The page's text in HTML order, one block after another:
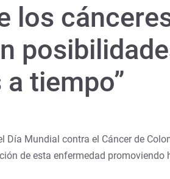
los
tiempo”
Día Mundial contra el Cáncer de
de esta enfermedad